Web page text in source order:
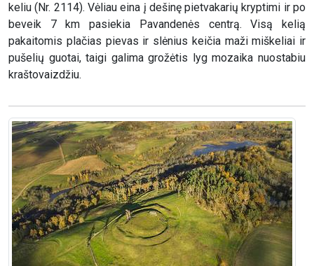
keliu (Nr. 2114). Vėliau eina į dešinę pietvakarių kryptimi ir po
beveik 7 km pasiekia Pavandenės centrą. Visą kelią
pakaitomis plačias pievas ir slėnius keičia maži miškeliai ir
pušelių guotai, taigi galima grožėtis lyg mozaika nuostabiu
kraštovaizdžiu.